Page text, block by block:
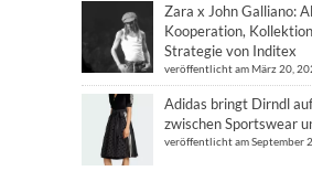
Zara x John Galliano:
Kooperation,
Strategie von Inditex
veröffentlicht am März 20,
Adidas bringt Dirndl
zwischen Sportswear
veröffentlicht am September